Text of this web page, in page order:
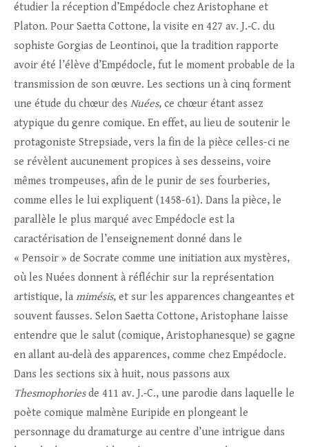
étudier la réception d’Empédocle chez Aristophane et
Platon. Pour Saetta Cottone, la visite en 427 av. J.‑C. du
sophiste Gorgias de Leontinoi, que la tradition rapporte
avoir été l’élève d’Empédocle, fut le moment probable de la
transmission de son œuvre. Les sections un à cinq forment
une étude du chœur des Nuées, ce chœur étant assez
atypique du genre comique. En effet, au lieu de soutenir le
protagoniste Strepsiade, vers la fin de la pièce celles-ci ne
se révèlent aucunement propices à ses desseins, voire
mêmes trompeuses, afin de le punir de ses fourberies,
comme elles le lui expliquent (1458-61). Dans la pièce, le
parallèle le plus marqué avec Empédocle est la
caractérisation de l’enseignement donné dans le
« Pensoir » de Socrate comme une initiation aux mystères,
où les Nuées donnent à réfléchir sur la représentation
artistique, la mimésis, et sur les apparences changeantes et
souvent fausses. Selon Saetta Cottone, Aristophane laisse
entendre que le salut (comique, Aristophanesque) se gagne
en allant au‑delà des apparences, comme chez Empédocle.
Dans les sections six à huit, nous passons aux
Thesmophoriesde 411 av. J.‑C., une parodie dans laquelle le
poète comique malmène Euripide en plongeant le
personnage du dramaturge au centre d’une intrigue dans